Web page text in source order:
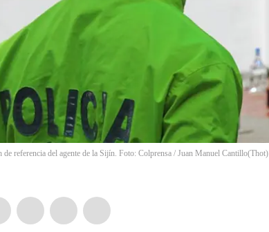
de referencia del agente de la Sijín. Foto: Colprensa / Juan Manuel Cantillo(Thot)